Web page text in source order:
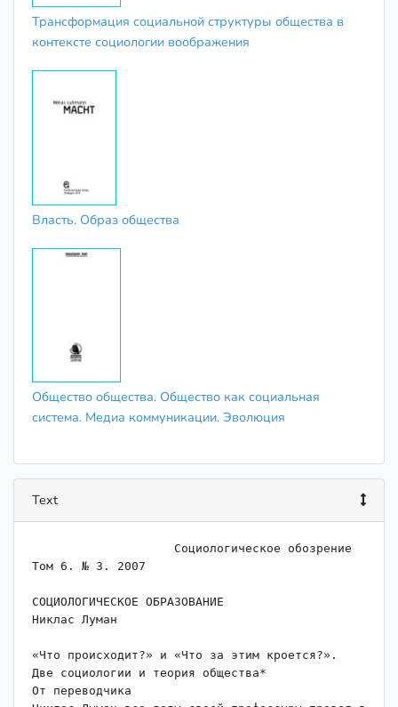
Трансформация социальной структуры общества в
контексте социологии воображения
Власть. Образ общества
Общество общества. Общество как социальная
система. Медиа коммуникации. Эволюция
Text
Том 6. № 3. 2007
СОЦИОЛОГИЧЕСКОЕ ОБРАЗОВАНИЕ
Никлас Луман
«Что происходит?» и «Что за этим кроется?».
Две социологии и теория общества*
От переводчика